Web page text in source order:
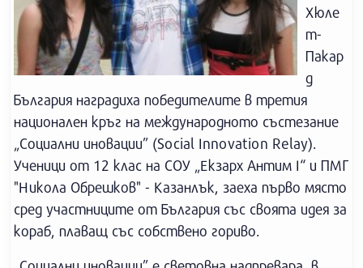
Хюле
т-
Пакар
д
България наградиха победителите в третия
национален кръг на международното състезание
„Социални иновации” (Social Innovation Relay).
Ученици от 12 клас на СОУ „Екзарх Антим I“ и ПМГ
"Никола Обрешков" - Казанлък, заеха първо място
сред участниците от България със своята идея за
кораб, плаващ със собствено гориво.